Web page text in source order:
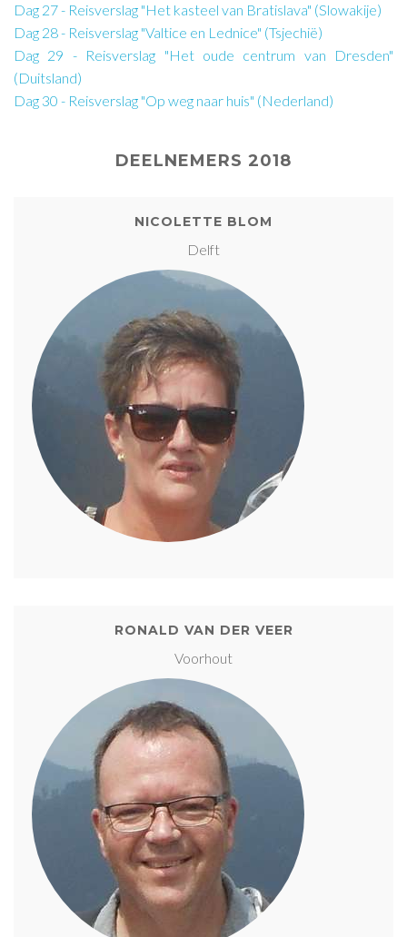
Dag 27 - Reisverslag "Het kasteel van Bratislava" (Slowakije)
Dag 28 - Reisverslag "Valtice en Lednice" (Tsjechië)
Dag 29 - Reisverslag "Het oude centrum van Dresden"
(Duitsland)
Dag 30 - Reisverslag "Op weg naar huis" (Nederland)
DEELNEMERS 2018
NICOLETTE BLOM
Delft
RONALD VAN DER VEER
Voorhout